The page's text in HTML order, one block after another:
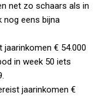
net zo schaars als in
nog eens bijna
€ 54.000
in week 50 iets
jaarinkomen €